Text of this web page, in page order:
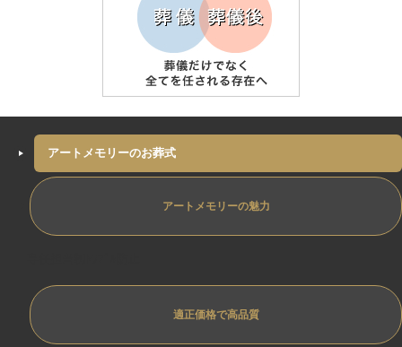
アートメモリーのお葬式
アートメモリーの魅力
適正価格で高品質